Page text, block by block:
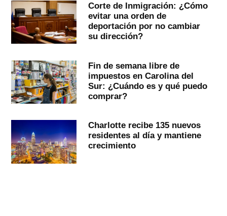
Corte de Inmigración: ¿Cómo
evitar una orden de
deportación por no cambiar
su dirección?
Fin de semana libre de
impuestos en Carolina del
Sur: ¿Cuándo es y qué puedo
comprar?
Charlotte recibe 135 nuevos
residentes al día y mantiene
crecimiento